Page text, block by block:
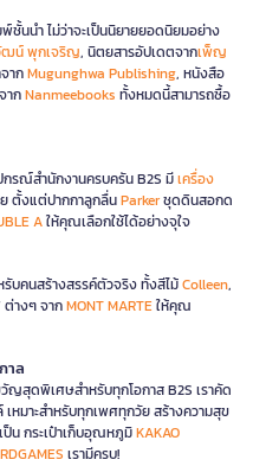
ชั้นนำ ไม่ว่าจะเป็นนิยายยอดนิยมอย่าง
ฒน์ พุกเจริญ, นิตยสารอัปเดตจากเพ็ญ
ากMugunghwa Publishing, หนังสือ
ากNanmeebooks ทั้งหมดนี้สามารถซื้อ
รณ์สำนักงานครบครัน B2S มีเครื่อง
ย ตั้งแต่ปากกาลูกลื่นParkerชุดดินสอกด
Aให้คุณเลือกใช้ได้อย่างจุใจ
รับคนสร้างสรรค์ตัวจริง ทั้งสีไม้Colleen,
างๆ จากMONT MARTEให้คุณ
าล
สุดพิเศษสำหรับทุกโอกาส B2S เราคัด
เหมาะสำหรับทุกเพศทุกวัย สร้างความสุข
น กระเป๋าเก็บอุณหภูมิKAKAO
เรามีครบ!